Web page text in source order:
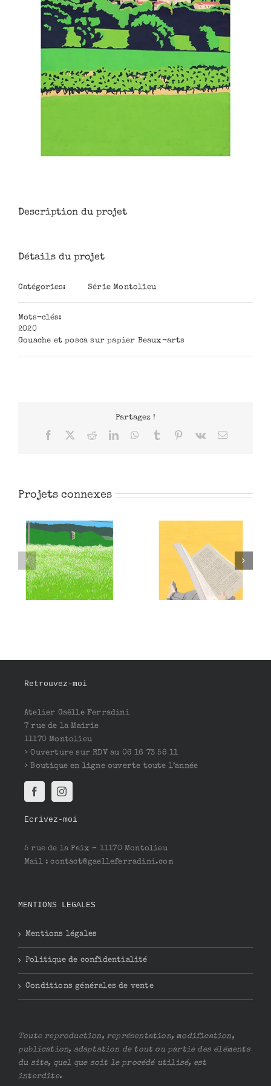
Description du projet
Détails du projet
Catégories: Série Montolieu
Mots-clés:
2020
Gouache et posca sur papier Beaux-arts
Partagez !
Facebook RedditLinkedInWhatsApp
Tumblr Pinterest
Vk Email
Projets connexes
La lectrice
Contempler
Montolieu
Retrouvez-moi
Atelier Gaëlle Ferradini
7 rue de la Mairie
11170 Montolieu
> Ouverture sur RDV au 06 16 73 58 11
> Boutique en ligne ouverte toute l’année
Ecrivez-moi
5 rue de la Paix – 11170 Montolieu
Mail : contact@gaelleferradini.com
MENTIONS LEGALES
Mentions légales
Politique de confidentialité
Conditions générales de vente
Toute reproduction, représentation, modification,
publication, adaptation de tout ou partie des éléments
du site, quel que soit le procédé utilisé, est
interdite.